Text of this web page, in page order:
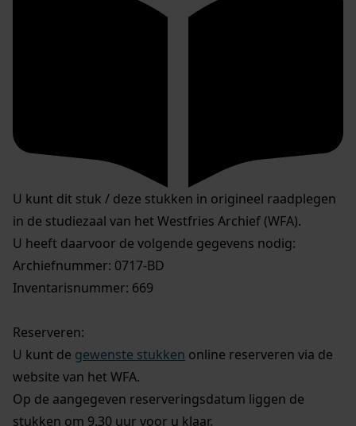
U kunt dit stuk / deze stukken in origineel raadplegen
in de studiezaal van het Westfries Archief (WFA).
U heeft daarvoor de volgende gegevens nodig:
Archiefnummer: 0717-BD
Inventarisnummer: 669
Reserveren:
U kunt de gewenste stukken online reserveren via de
website van het WFA.
Op de aangegeven reserveringsdatum liggen de
stukken om 9.30 uur voor u klaar.